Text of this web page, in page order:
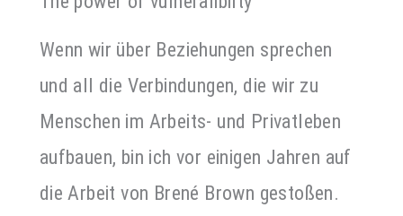
Wenn wir über Beziehungen sprechen
und all die Verbindungen, die wir zu
Menschen im Arbeits- und Privatleben
aufbauen, bin ich vor einigen Jahren auf
die Arbeit von Brené Brown gestoßen.